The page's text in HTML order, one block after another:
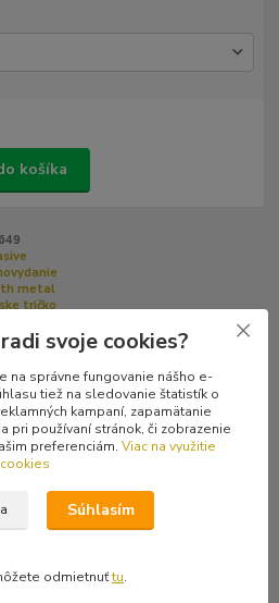
košíka
metal
tričko
svoje cookies?
na správne fungovanie nášho e-
tiež na sledovanie štatistík o
kampaní, zapamätanie
pri používaní stránok, či zobrazenie
preferenciám. Viac na využitie
cookies
Súhlasím
odmietnuťtu.